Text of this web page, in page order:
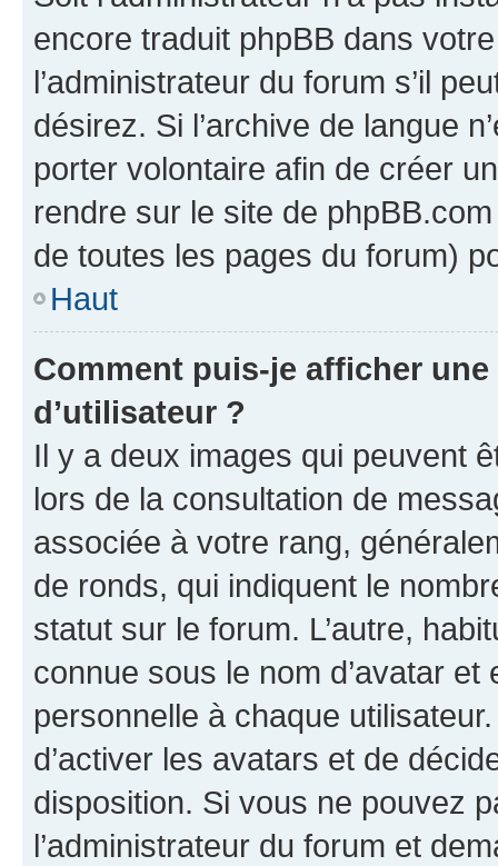
encore traduit phpBB dans
l’administrateur du forum s’il
désirez. Si l’archive de langue
porter volontaire afin de créer
rendre sur le site de
de toutes les pages du forum)
Haut
Comment puis-je afficher
d’utilisateur ?
Il y a deux images qui peuvent
lors de la consultation de
associée à votre rang,
de ronds, qui indiquent le
statut sur le forum. L’autre,
connue sous le nom d’avatar
personnelle à chaque
d’activer les avatars et de
disposition. Si vous ne pouvez
l’administrateur du forum et